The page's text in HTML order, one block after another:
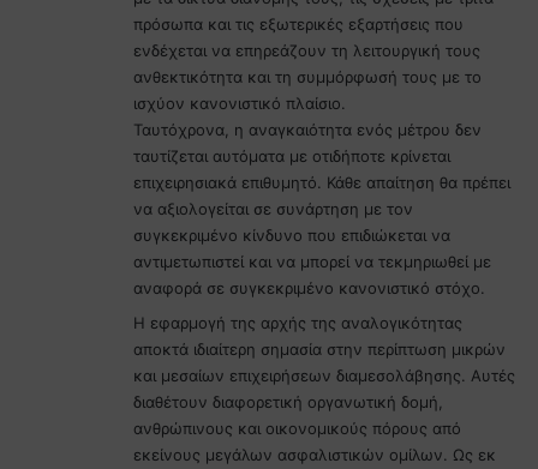
πρόσωπα και τις εξωτερικές εξαρτήσεις που
ενδέχεται να επηρεάζουν τη λειτουργική τους
ανθεκτικότητα και τη συμμόρφωσή τους με το
ισχύον κανονιστικό πλαίσιο.
Ταυτόχρονα, η αναγκαιότητα ενός μέτρου δεν
ταυτίζεται αυτόματα με οτιδήποτε κρίνεται
επιχειρησιακά επιθυμητό. Κάθε απαίτηση θα πρέπει
να αξιολογείται σε συνάρτηση με τον
συγκεκριμένο κίνδυνο που επιδιώκεται να
αντιμετωπιστεί και να μπορεί να τεκμηριωθεί με
αναφορά σε συγκεκριμένο κανονιστικό στόχο.
Η εφαρμογή της αρχής της αναλογικότητας
αποκτά ιδιαίτερη σημασία στην περίπτωση μικρών
και μεσαίων επιχειρήσεων διαμεσολάβησης. Αυτές
διαθέτουν διαφορετική οργανωτική δομή,
ανθρώπινους και οικονομικούς πόρους από
εκείνους μεγάλων ασφαλιστικών ομίλων. Ως εκ